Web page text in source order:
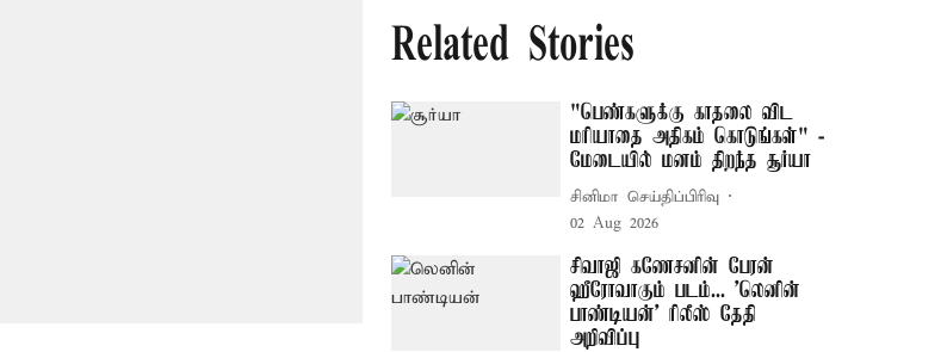
Related Stories
"பெண்களுக்கு காதலை விட
மரியாதை அதிகம் கொடுங்கள்" -
மேடையில் மனம் திறந்த சூர்யா
சினிமா செய்திப்பிரிவு
02 Aug 2026
சிவாஜி கணேசனின் பேரன்
ஹீரோவாகும் படம்... 'லெனின்
பாண்டியன்' ரிலீஸ் தேதி
அறிவிப்பு